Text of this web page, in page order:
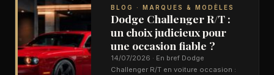
BLOG · MARQUES & MODÈLES
Dodge Challenger R/T :
un choix judicieux pour
une occasion fiable ?
14/07/2026 · En bref Dodge
Challenger R/T en voiture occasion :